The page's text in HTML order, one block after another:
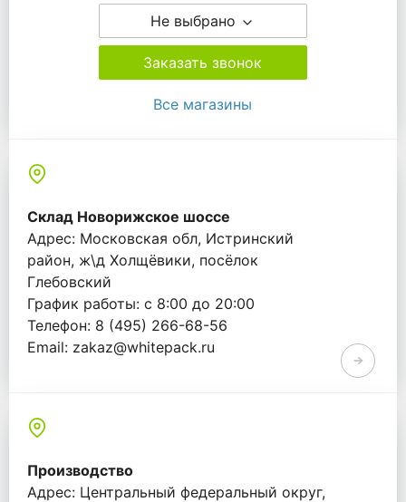
Не выбрано
Заказать звонок
Все магазины
Склад Новорижское шоссе
Адрес: Московская обл, Истринский
район, ж\д Холщёвики, посёлок
Глебовский
График работы: с 8:00 до 20:00
Телефон: 8 (495) 266-68-56
Email: zakaz@whitepack.ru
Производство
Адрес: Центральный федеральный округ,